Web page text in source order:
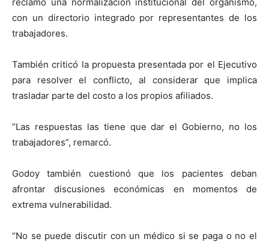
reclamó una normalización institucional del organismo,
con un directorio integrado por representantes de los
trabajadores.
También criticó la propuesta presentada por el Ejecutivo
para resolver el conflicto, al considerar que implica
trasladar parte del costo a los propios afiliados.
“Las respuestas las tiene que dar el Gobierno, no los
trabajadores”, remarcó.
Godoy también cuestionó que los pacientes deban
afrontar discusiones económicas en momentos de
extrema vulnerabilidad.
“No se puede discutir con un médico si se paga o no el